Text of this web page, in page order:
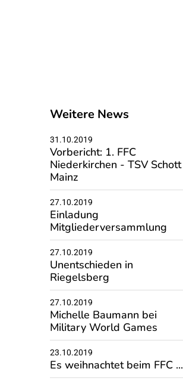
Weitere News
31.10.2019
Vorbericht: 1. FFC
Niederkirchen - TSV Schott
Mainz
27.10.2019
Einladung
Mitgliederversammlung
27.10.2019
Unentschieden in
Riegelsberg
27.10.2019
Michelle Baumann bei
Military World Games
23.10.2019
Es weihnachtet beim FFC ...